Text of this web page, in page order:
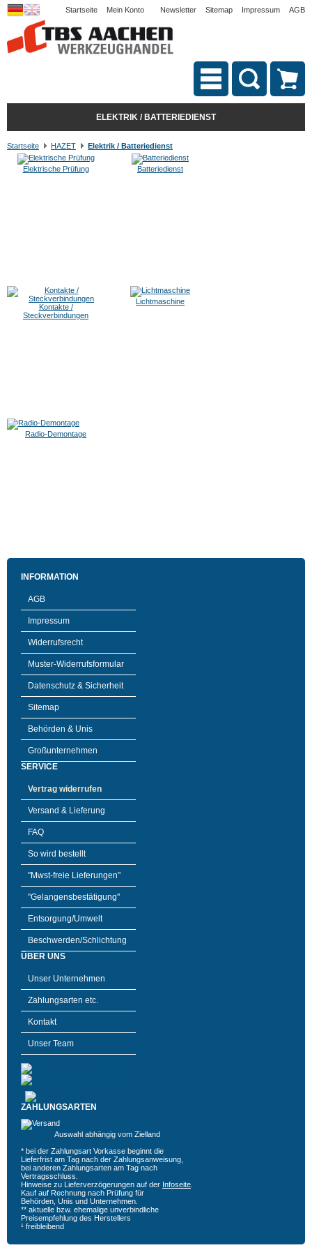
Startseite Mein Konto Newsletter Sitemap Impressum AGB
ELEKTRIK / BATTERIEDIENST
Startseite HAZET Elektrik / Batteriedienst
Elektrische Prüfung Batteriedienst
Kontakte /
Steckverbindungen
Lichtmaschine
Radio-Demontage
INFORMATION
AGB
Impressum
Widerrufsrecht
Muster-Widerrufsformular
Datenschutz & Sicherheit
Sitemap
Behörden & Unis
Großunternehmen
SERVICE
Vertrag widerrufen
Versand & Lieferung
FAQ
So wird bestellt
"Mwst-freie Lieferungen"
"Gelangensbestätigung"
Entsorgung/Umwelt
Beschwerden/Schlichtung
ÜBER UNS
Unser Unternehmen
Zahlungsarten etc.
Kontakt
Unser Team
ZAHLUNGSARTEN
Auswahl abhängig vom Zielland
* bei der Zahlungsart Vorkasse beginnt die
Lieferfrist am Tag nach der Zahlungsanweisung,
bei anderen Zahlungsarten am Tag nach
Vertragsschluss.
Hinweise zu Lieferverzögerungen auf der Infoseite
Kauf auf Rechnung nach Prüfung für
Behörden, Unis und Unternehmen.
** aktuelle bzw. ehemalige unverbindliche
Preisempfehlung des Herstellers
¹ freibleibend